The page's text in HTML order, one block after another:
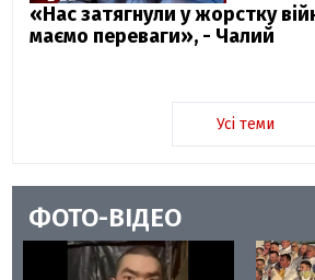
«Нас затягнули у жорстку
маємо переваги», - Чалий
Усі теми
ФОТО-ВІДЕО